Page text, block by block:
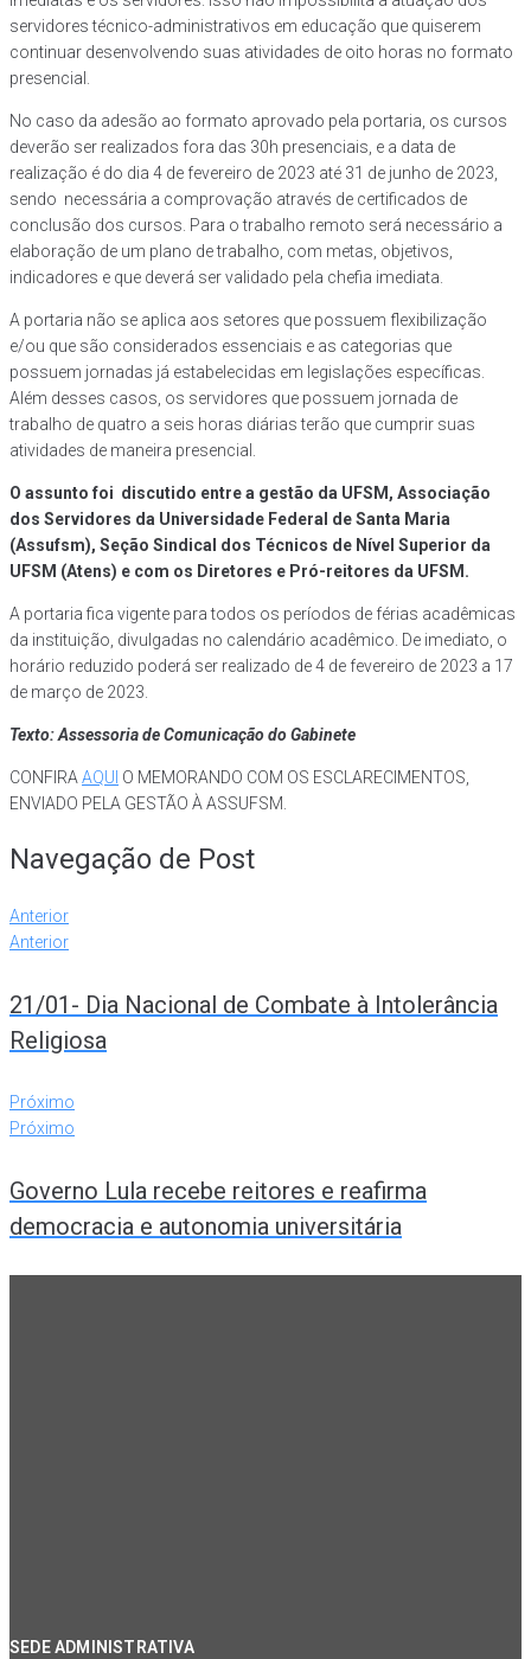
servidores técnico-administrativos em educação que quiserem
continuar desenvolvendo suas atividades de oito horas no formato
presencial.
No caso da adesão ao formato aprovado pela portaria, os cursos
deverão ser realizados fora das 30h presenciais, e a data de
realização é do dia 4 de fevereiro de 2023 até 31 de junho de 2023,
sendo necessária a comprovação através de certificados de
conclusão dos cursos. Para o trabalho remoto será necessário a
elaboração de um plano de trabalho, com metas, objetivos,
indicadores e que deverá ser validado pela chefia imediata.
A portaria não se aplica aos setores que possuem flexibilização
e/ou que são considerados essenciais e as categorias que
possuem jornadas já estabelecidas em legislações específicas.
Além desses casos, os servidores que possuem jornada de
trabalho de quatro a seis horas diárias terão que cumprir suas
atividades de maneira presencial.
O assunto foi discutido entre a gestão da UFSM, Associação
dos Servidores da Universidade Federal de Santa Maria
(Assufsm), Seção Sindical dos Técnicos de Nível Superior da
UFSM (Atens) e com os Diretores e Pró-reitores da UFSM.
A portaria fica vigente para todos os períodos de férias acadêmicas
da instituição, divulgadas no calendário acadêmico. De imediato, o
horário reduzido poderá ser realizado de 4 de fevereiro de 2023 a 17
de março de 2023.
Texto: Assessoria de Comunicação do Gabinete
CONFIRA AQUI O MEMORANDO COM OS ESCLARECIMENTOS,
ENVIADO PELA GESTÃO À ASSUFSM.
Navegação de Post
Anterior
Anterior
21/01- Dia Nacional de Combate à Intolerância
Religiosa
Próximo
Próximo
Governo Lula recebe reitores e reafirma
democracia e autonomia universitária
SEDE ADMINISTRATIVA